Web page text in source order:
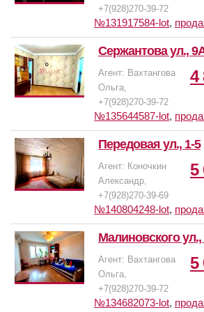
район города.
— Возможна
готовы к сделке,
нет. Квартира в
собственности, один
собственник.
Уважаемые клиенты!
до необходимой
предложат для
низкую процентную
покупателей по всем
наибольшей
ООО «Центр
успешно работает на
недвижимости вот
оказываем весь
услуг и
года постройки.
подъезд и
Подходят любая
второй ряд домов.
на детскую
тихие соседи.
Рядом с домом ДК
может ходить Ваш
различные кружки.
пункты выдачи и
общественного
+7(928)270-39-72
№131917584-lot,
Сержантова ул.,
4
Агент: Вахтангова
Ольга,
+7(928)270-39-72
№135644587-lot,
Передовая ул., 1-5
5
Агент: Коночкин
Александр,
+7(928)270-39-69
№140804248-lot,
Малиновского ул.,
5
Агент: Вахтангова
Ольга,
+7(928)270-39-72
№134682073-lot,